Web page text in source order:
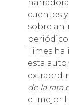
cuentos
sobre
Times ha
esta
de la rata
el mejor